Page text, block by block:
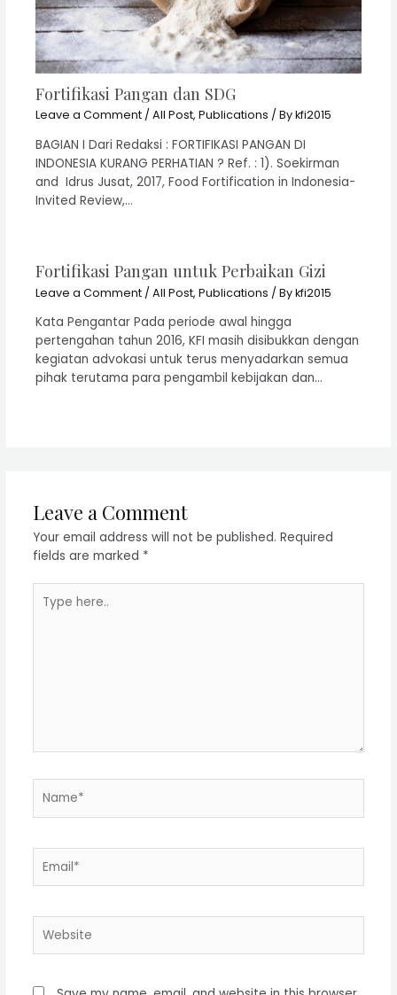
Fortifikasi Pangan dan SDG
Leave a Comment /All Post,Publications / Bykfi2015
BAGIAN I Dari Redaksi : FORTIFIKASI PANGAN DI
INDONESIA KURANG PERHATIAN ? Ref. : 1). Soekirman
and Idrus Jusat, 2017, Food Fortification in Indonesia-
Invited Review,…
Fortifikasi Pangan untuk Perbaikan Gizi
Leave a Comment /All Post,Publications / Bykfi2015
Kata Pengantar Pada periode awal hingga
pertengahan tahun 2016, KFI masih disibukkan dengan
kegiatan advokasi untuk terus menyadarkan semua
pihak terutama para pengambil kebijakan dan…
Leave a Comment
Your email address will not be published. Required
fields are marked *